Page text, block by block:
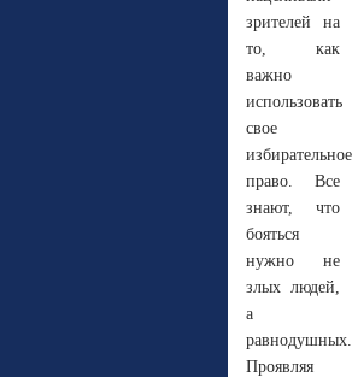
зрителей на
то, как
важно
использовать
свое
избирательное
право. Все
знают, что
бояться
нужно не
злых людей,
а
равнодушных.
Проявляя